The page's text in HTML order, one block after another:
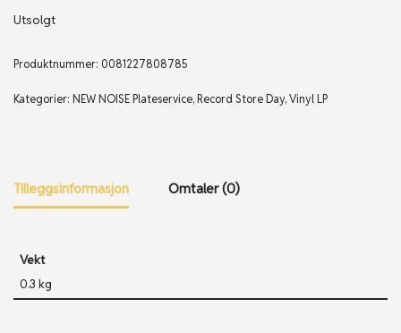
Utsolgt
Produktnummer: 0081227808785
Kategorier: NEW NOISE Plateservice, Record Store Day,Vinyl LP
Tilleggsinformasjon Omtaler (0)
Vekt
0.3 kg